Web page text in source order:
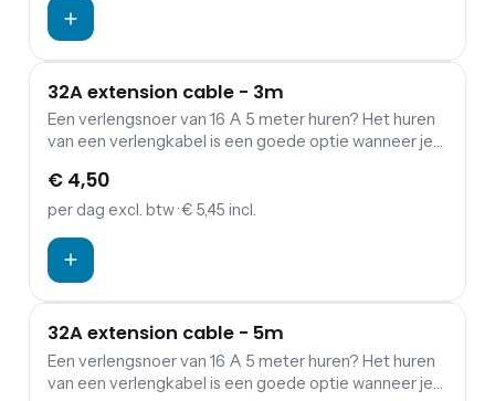
32A extension cable - 3m
Een verlengsnoer van 16 A 5 meter huren? Het huren
van een verlengkabel is een goede optie wanneer je
aggregaten.
€ 4,50
per dag excl. btw· € 5,45 incl.
32A extension cable - 5m
Een verlengsnoer van 16 A 5 meter huren? Het huren
van een verlengkabel is een goede optie wanneer je